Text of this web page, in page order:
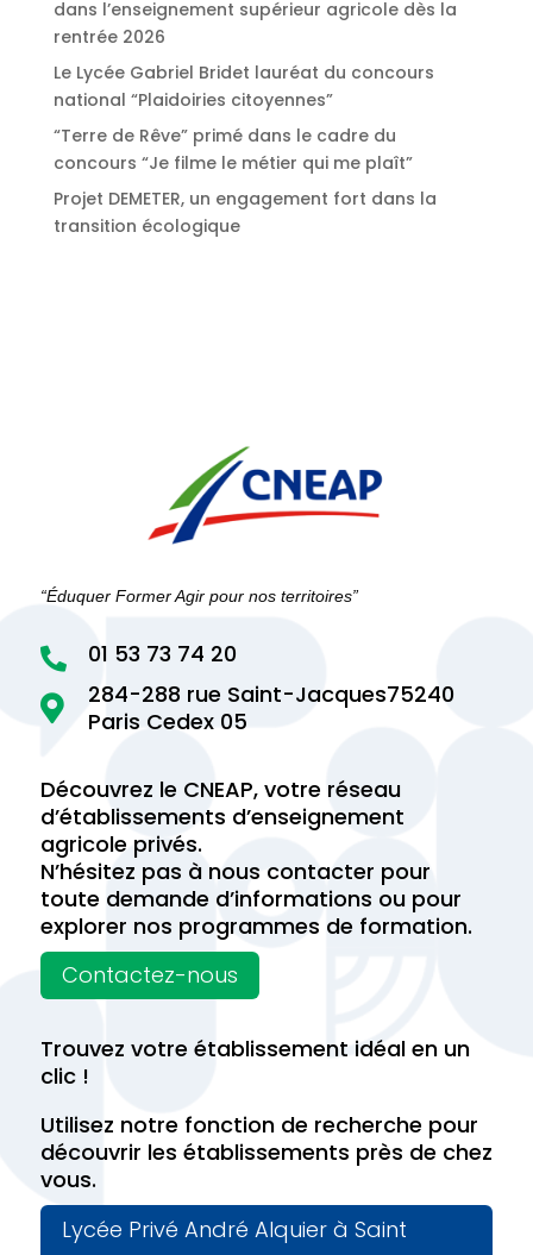
dans l’enseignement supérieur agricole dès la
rentrée 2026
Le Lycée Gabriel Bridet lauréat du concours
national “Plaidoiries citoyennes”
“Terre de Rêve” primé dans le cadre du
concours “Je filme le métier qui me plaît”
Projet DEMETER, un engagement fort dans la
transition écologique
“Éduquer Former Agir pour nos territoires”


284-288 rue Saint-Jacques75240
Paris Cedex 05
01 53 73 74 20
Découvrez le CNEAP, votre réseau
d’établissements d’enseignement
agricole privés.
N’hésitez pas à nous contacter pour
toute demande d’informations ou pour
explorer nos programmes de formation.
Contactez-nous
Trouvez votre établissement idéal en un
clic !
Utilisez notre fonction de recherche pour
découvrir les établissements près de chez
vous.
Lycée Privé André Alquier à Saint